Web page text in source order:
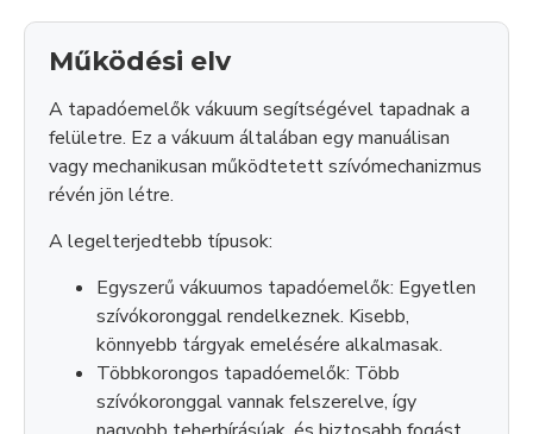
Működési elv
A tapadóemelők vákuum segítségével tapadnak a
felületre. Ez a vákuum általában egy manuálisan
vagy mechanikusan működtetett szívómechanizmus
révén jön létre.
A legelterjedtebb típusok:
Egyszerű vákuumos tapadóemelők: Egyetlen
szívókoronggal rendelkeznek. Kisebb,
könnyebb tárgyak emelésére alkalmasak.
Többkorongos tapadóemelők: Több
szívókoronggal vannak felszerelve, így